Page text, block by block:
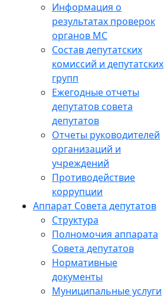
Информация о
результатах проверок
органов МС
Состав депутатских
комиссий и депутатских
групп
Ежегодные отчеты
депутатов совета
депутатов
Отчеты руководителей
организаций и
учреждений
Противодействие
коррупции
Аппарат Совета депутатов
Структура
Полномочия аппарата
Совета депутатов
Нормативные
документы
Муниципальные услуги